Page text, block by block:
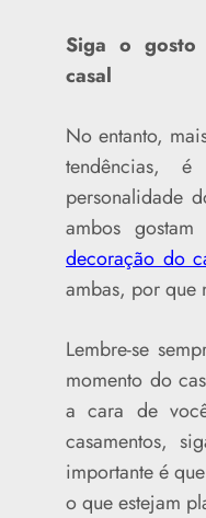
Siga o gosto
casal
No entanto,
tendências,
personalidade
ambos
decoração do
ambas, por que
Lembre-se
momento do
a cara de
casamentos,
importante é
o que estejam